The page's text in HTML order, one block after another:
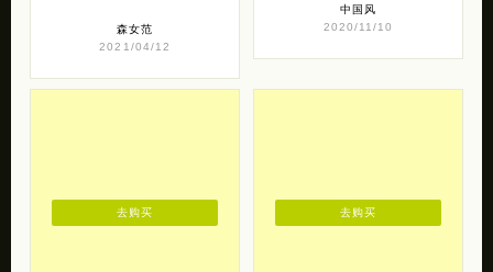
森女范
2021/04/12
中国风
2020/11/10
去购买 去购买